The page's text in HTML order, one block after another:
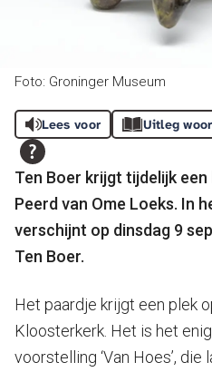
Foto: Groninger Museum
Lees voor Uitleg
Ten Boer krijgt tijdelijk
Peerd van Ome Loeks. In
verschijnt op dinsdag 9
Ten Boer.
Het paardje krijgt een plek
Kloosterkerk. Het is het
voorstelling ‘Van Hoes’,